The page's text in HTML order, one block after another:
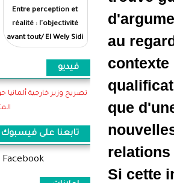
réalité : l'objectivité
avant tout/ El Wely Sidi
بين الانطباع والواقع...
الموضوعية أولى/الولي
سيدي هيبه
فيديو
تصريح وزير خارجية ألمانيا حول اهمية موريتانيا وتعاونها
تابعنا على فيسبوك
Like us on Facebook